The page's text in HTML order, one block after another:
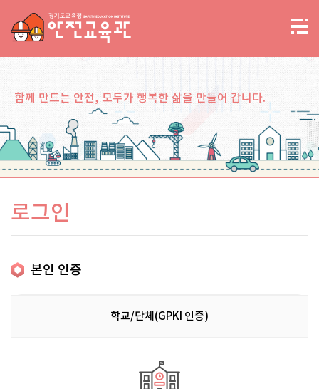
함께 만드는 안전, 모두가 행복한 삶을 만들어 갑니다.
로그인
본인 인증
학교/단체(GPKI 인증)